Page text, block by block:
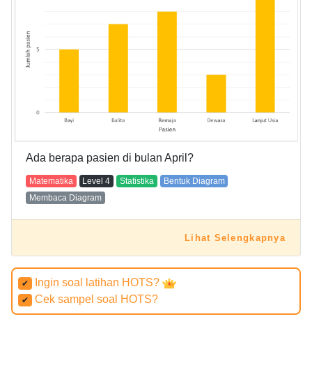
Ada berapa pasien di bulan April?
Matematika Level 4 Statistika
Bentuk Diagram
Membaca Diagram
Lihat Selengkapnya
✔ Ingin soal latihan HOTS?
✔ Cek sampel soal HOTS?